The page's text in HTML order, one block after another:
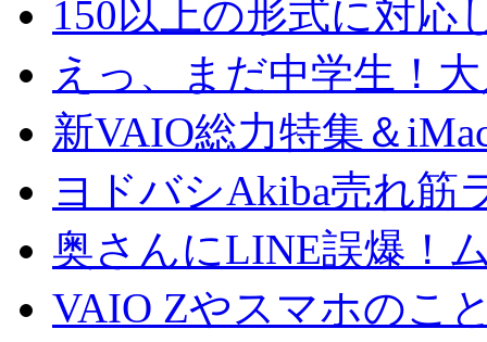
150以上の形式に対応
えっ、まだ中学生！
新VAIO総力特集＆
ヨドバシAkiba売れ筋
奥さんにLINE誤爆！
VAIO Zやスマホのこ